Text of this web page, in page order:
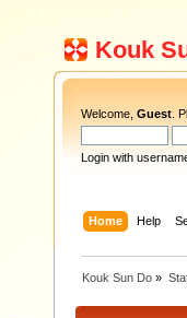
Kouk
Welcome, Guest .
Login with
Home Help
Kouk Sun Do »